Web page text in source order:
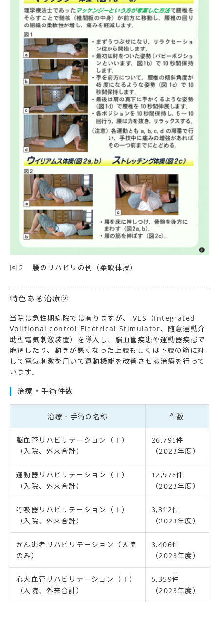
図２ 腰のリハビリの例（柔軟体操）
特色ある治療②
当院は急性期病院では有りますが、IVES（Integrated
Volitional control Electrical Stimulator、随意運動介
助型電気刺激装置）を導入し、脳血管疾患や運動器疾患で
麻痺したり、動きが悪くなった上肢もしくは下肢の筋に対
して電気刺激を用いて運動機能を改善させる治療を行って
います。
治療・手術件数
治療・手術の名称 件数
脳血管リハビリテーション（Ⅰ）
（入院、外来合計）
26,795件
（2023年度）
運動器リハビリテーション（Ⅰ）
（入院、外来合計）
12,978件
（2023年度）
呼吸器リハビリテーション（Ⅰ）
（入院、外来合計）
3,312件
（2023年度）
がん患者リハビリテーション（入院
のみ）
3,406件
（2023年度）
心大血管リハビリテーション（Ⅰ）
（入院、外来合計）
5,359件
（2023年度）